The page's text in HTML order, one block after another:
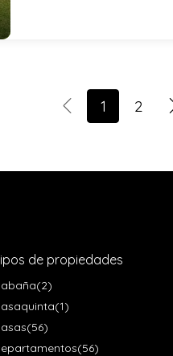
1 2
de propiedades
(2)
(1)
(56)
(56)